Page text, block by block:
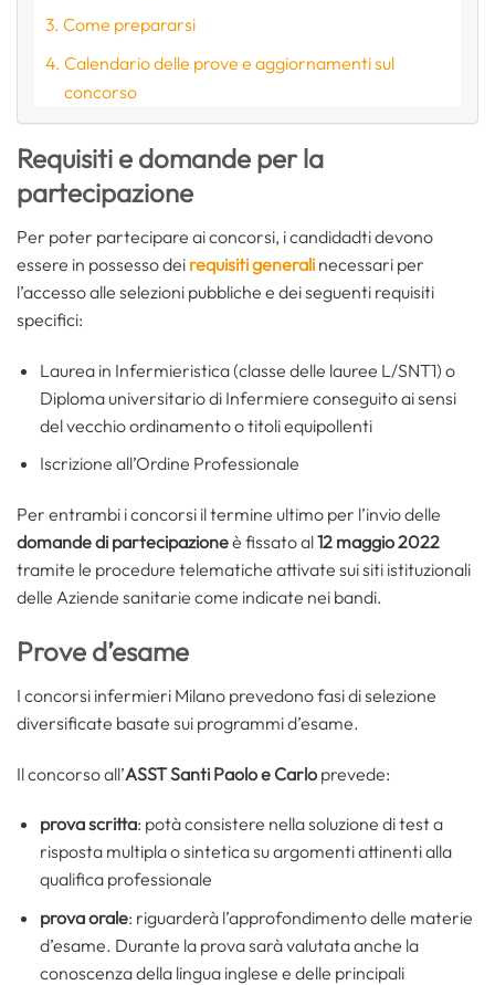
Come prepararsi
Calendario delle prove e aggiornamenti sul
concorso
Requisiti e domande per la
partecipazione
Per poter partecipare ai concorsi, i candidadti devono
essere in possesso dei requisiti generali necessari per
l’accesso alle selezioni pubbliche e dei seguenti requisiti
specifici:
Laurea in Infermieristica (classe delle lauree L/SNT1) o
Diploma universitario di Infermiere conseguito ai sensi
del vecchio ordinamento o titoli equipollenti
Iscrizione all’Ordine Professionale
Per entrambi i concorsi il termine ultimo per l’invio delle
domande di partecipazioneè fissato al12 maggio 2022
tramite le procedure telematiche attivate sui siti istituzionali
delle Aziende sanitarie come indicate nei bandi.
Prove d’esame
I concorsi infermieri Milano prevedono fasi di selezione
diversificate basate sui programmi d’esame.
Il concorso all’ASST Santi Paolo e Carlo prevede:
prova scritta: potà consistere nella soluzione di test a
risposta multipla o sintetica su argomenti attinenti alla
qualifica professionale
prova orale: riguarderà l’approfondimento delle materie
d’esame. Durante la prova sarà valutata anche la
conoscenza della lingua inglese e delle principali